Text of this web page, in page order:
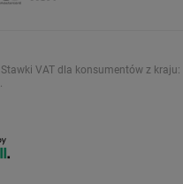
Stawki VAT dla konsumentów z kraju:
.